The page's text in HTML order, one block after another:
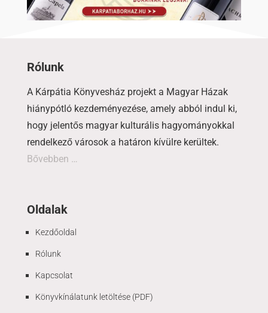
Rólunk
A Kárpátia Könyvesház projekt a Magyar Házak
hiánypótló kezdeményezése, amely abból indul ki,
hogy jelentős magyar kulturális hagyományokkal
rendelkező városok a határon kívülre kerültek.
Bővebben …
Oldalak
Kezdőoldal
Rólunk
Kapcsolat
Könyvkínálatunk letöltése (PDF)